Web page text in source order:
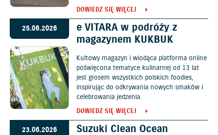
DOWIEDZ SIĘ WIĘCEJ
25.06.2026
e VITARA w podróży z
magazynem KUKBUK
Kultowy magazyn i wiodąca platforma online
poświęcona tematyce kulinarnej od 13 lat
jest głosem wszystkich polskich foodies,
inspirując do odkrywania nowych smaków i
celebrowania jedzenia.
DOWIEDZ SIĘ WIĘCEJ
23.06.2026
Suzuki Clean Ocean